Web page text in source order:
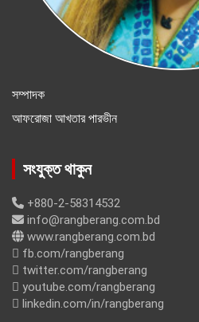
সম্পাদক
আফরোজা আখতার পারভীন
সংযুক্ত থাকুন
+880-2-58314532
info@rangberang.com.bd
www.rangberang.com.bd
fb.com/rangberang
twitter.com/rangberang
youtube.com/rangberang
linkedin.com/in/rangberang